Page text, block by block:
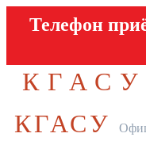
Телефон
КГАСУ
КГАСУ